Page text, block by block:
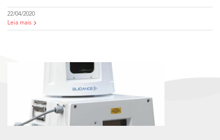
22/04/2020
Leia mais